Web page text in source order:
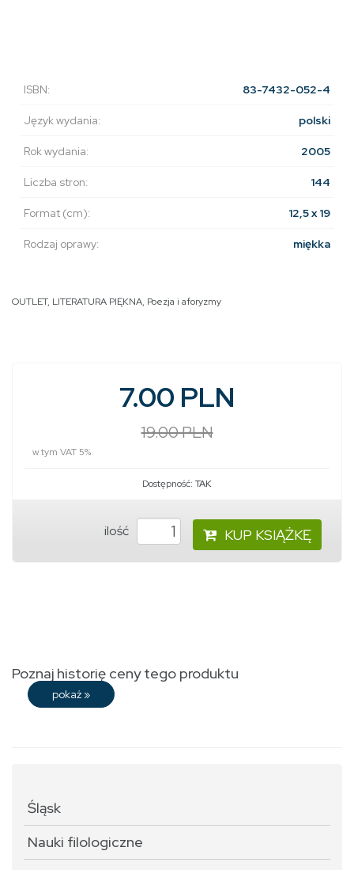
ISBN: 83-7432-052-4
Język wydania: polski
Rok wydania: 2005
Liczba stron: 144
Format (cm): 12,5 x 19
Rodzaj oprawy: miękka
OUTLET, LITERATURA PIĘKNA, Poezja i aforyzmy
7.00 PLN
19.00 PLN
w tym VAT 5%
Dostępność: TAK
ilość KUP KSIĄŻKĘ
Poznaj historię ceny tego produktu
pokaż »
Śląsk
Nauki filologiczne